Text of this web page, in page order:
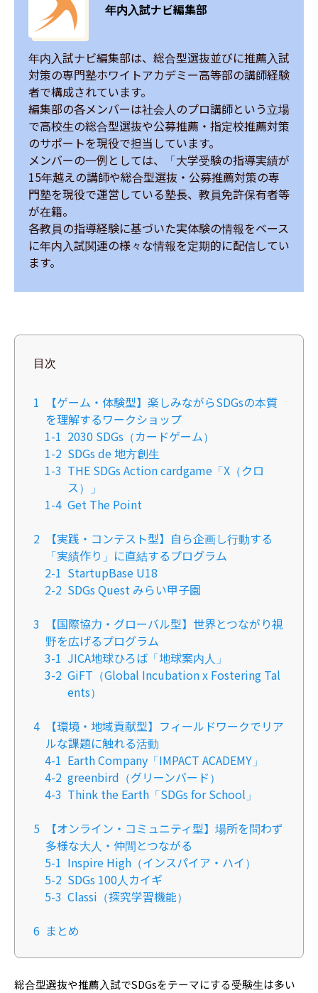
年内入試ナビ編集部
年内入試ナビ編集部は、総合型選抜並びに推薦入試
対策の専門塾ホワイトアカデミー高等部の講師経験
者で構成されています。
編集部の各メンバーは社会人のプロ講師という立場
で高校生の総合型選抜や公募推薦・指定校推薦対策
のサポートを現役で担当しています。
メンバーの一例としては、「大学受験の指導実績が
15年越えの講師や総合型選抜・公募推薦対策の専
門塾を現役で運営している塾長、教員免許保有者等
が在籍。
各教員の指導経験に基づいた実体験の情報をベース
に年内入試関連の様々な情報を定期的に配信してい
ます。
目次
1
【ゲーム・体験型】楽しみながらSDGsの本質
を理解するワークショップ
1-1 2030 SDGs（カードゲーム）
1-2 SDGs de 地方創生
1-3 THE SDGs Action cardgame「X（クロ
ス）」
1-4 Get The Point
2
【実践・コンテスト型】自ら企画し行動する
「実績作り」に直結するプログラム
2-1 StartupBase U18
2-2 SDGs Quest みらい甲子園
3
【国際協力・グローバル型】世界とつながり視
野を広げるプログラム
3-1 JICA地球ひろば「地球案内人」
3-2 GiFT（Global Incubation x Fostering Tal
ents）
4
【環境・地域貢献型】フィールドワークでリア
ルな課題に触れる活動
4-1 Earth Company「IMPACT ACADEMY」
4-2 greenbird（グリーンバード）
4-3 Think the Earth「SDGs for School」
5
【オンライン・コミュニティ型】場所を問わず
多様な大人・仲間とつながる
5-1 Inspire High（インスパイア・ハイ）
5-2 SDGs 100人カイギ
5-3 Classi（探究学習機能）
6 まとめ
総合型選抜や推薦入試でSDGsをテーマにする受験生は多い